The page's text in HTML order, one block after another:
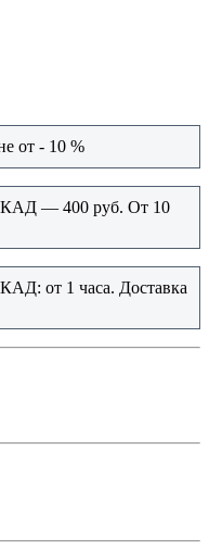
от - 10 %
— 400 руб. От 10
от 1 часа. Доставка